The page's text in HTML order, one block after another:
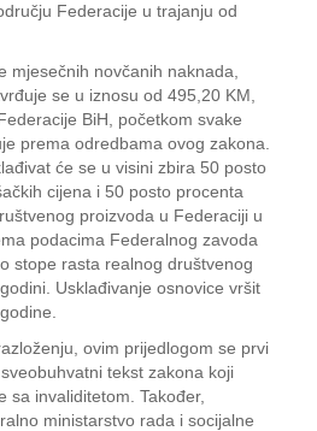
Federacije u trajanju od
mjesečnih novčanih naknada,
se u iznosu od 495,20 KM,
BiH, početkom svake
prema odredbama ovog zakona.
će se u visini zbira 50 posto
cijena i 50 posto procenta
proizvoda u Federaciji u
podacima Federalnog zavoda
stope rasta realnog društvenog
Usklađivanje osnovice vršit
ovim prijedlogom se prvi
tekst zakona koji
sa invaliditetom. Također,
ministarstvo rada i socijalne